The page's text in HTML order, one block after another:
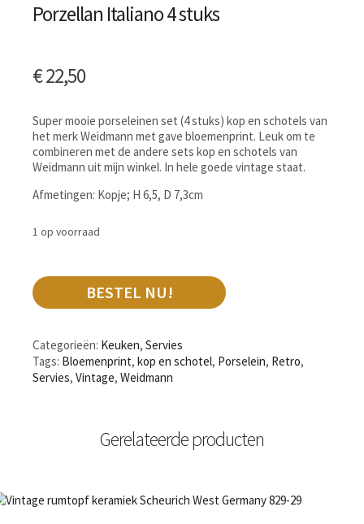
Porzellan Italiano 4 stuks
€22,50
Super mooie porseleinen set (4 stuks) kop en schotels van
het merk Weidmann met gave bloemenprint. Leuk om te
combineren met de andere sets kop en schotels van
Weidmann uit mijn winkel. In hele goede vintage staat.
Afmetingen: Kopje; H 6,5, D 7,3cm
1 op voorraad
BESTEL NU!
Categorieën: Keuken, Servies
Tags: Bloemenprint, kop en schotel, Porselein, Retro,
Servies, Vintage, Weidmann
Gerelateerde producten